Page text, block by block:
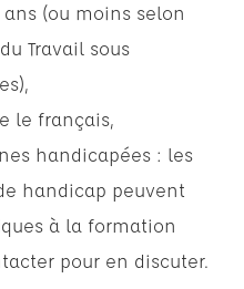
ans (ou moins selon
Travail sous
le français,
handicapées : les
handicap peuvent
à la formation
pour en discuter.